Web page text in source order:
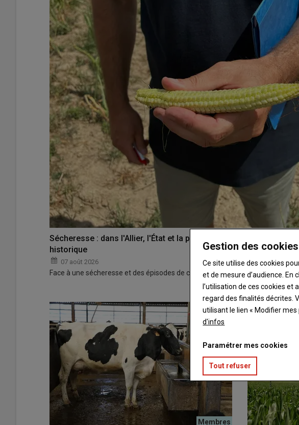
Sécheresse : dans l'Allier, l'État et la profession agricole unissent
historique
07 août 2026
Face à une sécheresse et des épisodes de canicule d'une intensité inédite,
Gestion des cookies
Ce site utilise des cookies
et de mesure d’audience. En
l’utilisation de ces cookies
regard des finalités décrites.
utilisant le lien « Modifier
d'infos
Paramétrer mes cookies
Tout refuser